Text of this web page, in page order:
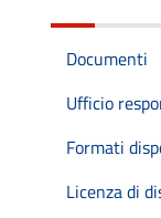
Documenti
Ufficio
Formati
Licenza di